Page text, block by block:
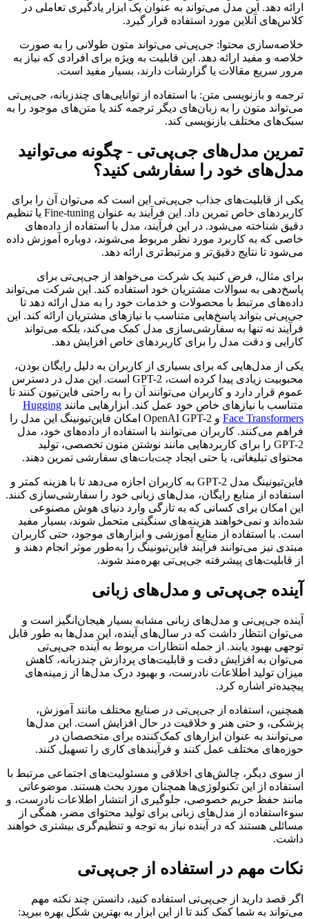
ارائه دهد. این مدل می‌تواند به عنوان یک ابزار یادگیری تعاملی در
کلاس‌های آنلاین مورد استفاده قرار گیرد.
خلاصه‌سازی محتوا: جی‌پی‌تی می‌تواند متون طولانی را به صورت
خلاصه و مفید ارائه دهد. این قابلیت به ویژه برای افرادی که نیاز به
مرور سریع مقالات یا گزارشات دارند، بسیار مفید است.
ترجمه و بازنویسی متن: با استفاده از توانایی‌های چندزبانه، جی‌پی‌تی
می‌تواند متون را به زبان‌های دیگر ترجمه کند یا متن‌های موجود را به
سبک‌های مختلف بازنویسی کند.
تمرین مدل‌های جی‌پی‌تی - چگونه می‌توانید
مدل‌های خود را سفارشی کنید؟
یکی از قابلیت‌های جذاب جی‌پی‌تی این است که می‌توان آن را برای
کاربردهای خاص تمرین داد. این فرآیند به عنوان Fine-tuning یا تنظیم
دقیق شناخته می‌شود. در این فرآیند، مدل با استفاده از داده‌های
خاصی که به کاربرد مورد نظر مربوط می‌شوند، دوباره آموزش داده
می‌شود تا نتایج دقیق‌تر و مرتبط‌تری ارائه دهد.
برای مثال، فرض کنید یک شرکت می‌خواهد از جی‌پی‌تی برای
پاسخ‌دهی به سوالات مشتریان خود استفاده کند. این شرکت می‌تواند
داده‌های مرتبط با محصولات و خدمات خود را به مدل ارائه دهد تا
جی‌پی‌تی بتواند پاسخ‌هایی متناسب با نیازهای مشتریان ارائه کند. این
فرآیند نه تنها به سفارشی‌سازی مدل کمک می‌کند، بلکه می‌تواند
کارایی و دقت مدل را برای کاربردهای خاص افزایش دهد.
یکی از مدل‌هایی که برای بسیاری از کاربران به دلیل رایگان بودن،
محبوبیت زیادی پیدا کرده است، GPT-2 است. این مدل در دسترس
عموم قرار دارد و کاربران می‌توانند آن را به راحتی فاین‌تیون کنند تا
متناسب با نیازهای خاص خود عمل کند. ابزارهایی مانند Hugging
Face Transformers
و OpenAI GPT-2 امکان فاین‌تیونینگ این مدل را
فراهم می‌کنند. کاربران می‌توانند با استفاده از داده‌های خود، مدل
GPT-2 را برای کاربردهایی مانند نوشتن متون تخصصی، تولید
محتوای تبلیغاتی، یا حتی ایجاد چت‌بات‌های سفارشی تمرین دهند.
فاین‌تیونینگ مدل GPT-2 به کاربران اجازه می‌دهد تا با هزینه کمتر و
استفاده از منابع رایگان، مدل‌های زبانی خود را سفارشی‌سازی کنند.
این امکان برای کسانی که به تازگی وارد دنیای هوش مصنوعی
شده‌اند و نمی‌خواهند هزینه‌های سنگینی متحمل شوند، بسیار مفید
است. با استفاده از منابع آموزشی و ابزارهای موجود، حتی کاربران
مبتدی نیز می‌توانند فرآیند فاین‌تیونینگ را به‌طور موثر انجام دهند و
از قابلیت‌های پیشرفته جی‌پی‌تی بهره‌مند شوند.
آینده جی‌پی‌تی و مدل‌های زبانی
آینده جی‌پی‌تی و مدل‌های زبانی مشابه بسیار هیجان‌انگیز است و
می‌توان انتظار داشت که در سال‌های آینده، این مدل‌ها به طور قابل
توجهی بهبود یابند. از جمله انتظارات مربوط به آینده جی‌پی‌تی
می‌توان به افزایش دقت و قابلیت‌های پردازش چندزبانه، کاهش
میزان تولید اطلاعات نادرست، و بهبود درک مدل‌ها از زمینه‌های
پیچیده‌تر اشاره کرد.
همچنین، استفاده از جی‌پی‌تی در صنایع مختلف مانند آموزش،
پزشکی، و حتی هنر و خلاقیت در حال افزایش است. این مدل‌ها
می‌توانند به عنوان ابزارهای کمک‌کننده برای متخصصان در
حوزه‌های مختلف عمل کنند و فرآیندهای کاری را تسهیل کنند.
از سوی دیگر، چالش‌های اخلاقی و مسئولیت‌های اجتماعی مرتبط با
استفاده از این تکنولوژی‌ها همچنان مورد بحث هستند. موضوعاتی
مانند حفظ حریم خصوصی، جلوگیری از انتشار اطلاعات نادرست، و
سوءاستفاده از مدل‌های زبانی برای تولید محتوای مضر، همگی از
مسائلی هستند که در آینده نیاز به توجه و تنظیم‌گری بیشتری خواهند
داشت.
نکات مهم در استفاده از جی‌پی‌تی
اگر قصد دارید از جی‌پی‌تی استفاده کنید، دانستن چند نکته مهم
می‌تواند به شما کمک کند تا از این ابزار به بهترین شکل بهره ببرید: